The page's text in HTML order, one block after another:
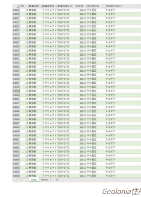
2026年
8月
7月 6月 5月 4月
2025年
12月
11月 10月 9月
3月
2月 1月
2024年
12月
11月 10月 9月
3月
2月 1月
2023年
12月
11月 10月 9月
3月
2月 1月
2022年
12月
11月 10月 9月
3月
2月 1月
2021年
12月
11月 10月 9月
3月
2月 1月
日本の住所の課
住所表記、ヤバ
イベントレポート
Geolonia住